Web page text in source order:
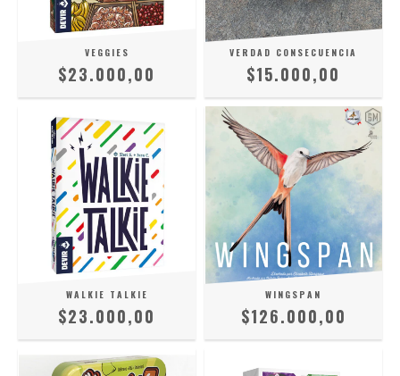
VEGGIES
$23.000,00
VERDAD CONSECUENCIA
$15.000,00
WALKIE TALKIE
$23.000,00
WINGSPAN
$126.000,00